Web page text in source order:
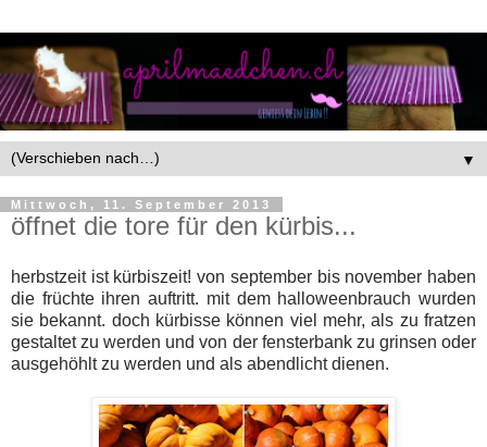
▼
Mittwoch, 11. September 2013
öffnet die tore für den kürbis...
herbstzeit ist kürbiszeit! von september bis november haben
die früchte ihren auftritt. mit dem halloweenbrauch wurden
sie bekannt. doch kürbisse können viel mehr, als zu fratzen
gestaltet zu werden und von der fensterbank zu grinsen oder
ausgehöhlt zu werden und als abendlicht dienen.